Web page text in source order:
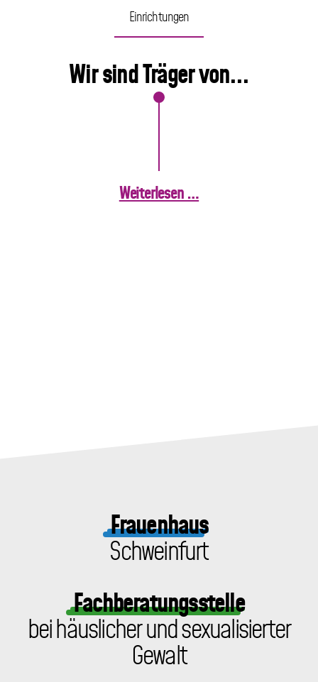
Einrichtungen
Wir sind Träger von...
Weiterlesen …
Frauenhaus
Schweinfurt
Fachberatungsstelle
bei häuslicher und sexualisierter
Gewalt